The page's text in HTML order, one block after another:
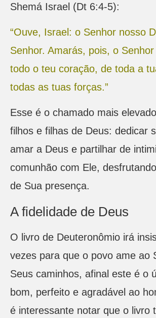
Shemá Israel (Dt 6:4-5):
“Ouve, Israel: o Senhor nosso
Senhor. Amarás, pois, o
todo o teu coração, de toda a
todas as tuas forças.”
Esse é o chamado mais
filhos e filhas de Deus: dedicar
amar a Deus e partilhar de
comunhão com Ele,
de Sua presença.
A fidelidade de Deus
O livro de Deuteronômio irá
vezes para que o povo ame ao
Seus caminhos, afinal este é o
bom, perfeito e agradável ao
é interessante notar que o livro